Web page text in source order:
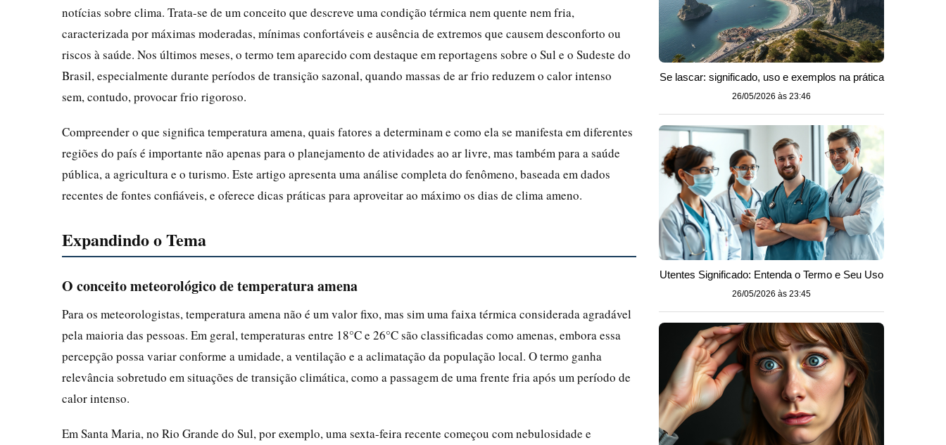
notícias sobre clima. Trata-se de um conceito que descreve uma condição térmica nem quente nem fria,
caracterizada por máximas moderadas, mínimas confortáveis e ausência de extremos que causem desconforto ou
riscos à saúde. Nos últimos meses, o termo tem aparecido com destaque em reportagens sobre o Sul e o Sudeste do
Brasil, especialmente durante períodos de transição sazonal, quando massas de ar frio reduzem o calor intenso
sem, contudo, provocar frio rigoroso.
Compreender o que significa temperatura amena, quais fatores a determinam e como ela se manifesta em diferentes
regiões do país é importante não apenas para o planejamento de atividades ao ar livre, mas também para a saúde
pública, a agricultura e o turismo. Este artigo apresenta uma análise completa do fenômeno, baseada em dados
recentes de fontes confiáveis, e oferece dicas práticas para aproveitar ao máximo os dias de clima ameno.
Expandindo o Tema
O conceito meteorológico de temperatura amena
Para os meteorologistas, temperatura amena não é um valor fixo, mas sim uma faixa térmica considerada agradável
pela maioria das pessoas. Em geral, temperaturas entre 18°C e 26°C são classificadas como amenas, embora essa
percepção possa variar conforme a umidade, a ventilação e a aclimatação da população local. O termo ganha
relevância sobretudo em situações de transição climática, como a passagem de uma frente fria após um período de
calor intenso.
Em Santa Maria, no Rio Grande do Sul, por exemplo, uma sexta-feira recente começou com nebulosidade e
Se lascar: significado, uso e exemplos na prática
26/05/2026 às 23:46
Utentes Significado: Entenda o Termo e Seu Uso
26/05/2026 às 23:45